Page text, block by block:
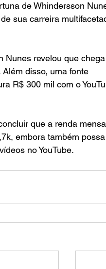
de Whindersson
sua carreira
Nunes revelou que
disso, uma fonte
R$ 300 mil com o
que a renda
embora também
no YouTube.